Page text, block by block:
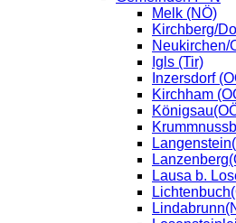
Melk (NÖ)
Kirchberg/
Neukirchen/
Igls (Tir)
Inzersdorf
Kirchham
Lausa b.